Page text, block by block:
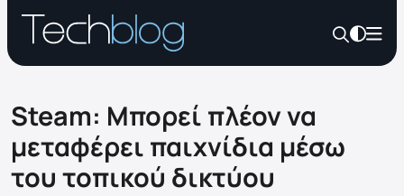
Steam: Μπορεί πλέον να
μεταφέρει παιχνίδια μέσω
του τοπικού δικτύου